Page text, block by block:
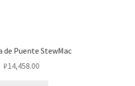
de Puente StewMac
₽14,458.00